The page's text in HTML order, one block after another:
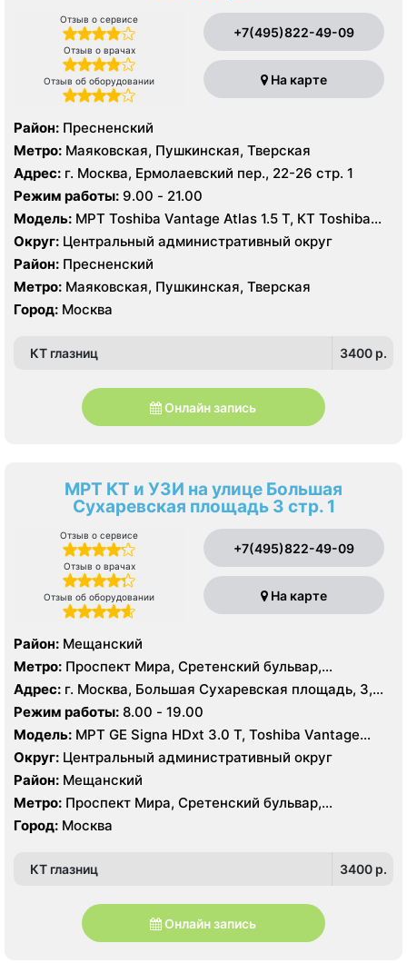
Отзыв о сервисе
Отзыв о врачах
Отзыв об оборудовании
+7(495)822-49-09
На карте
Район: Пресненский
Метро: Маяковская, Пушкинская, Тверская
Адрес: г. Москва, Ермолаевский пер., 22-26 стр. 1
Режим работы: 9.00 - 21.00
Модель: МРТ Toshiba Vantage Atlas 1.5 Т, КТ Toshiba
Aquilion 32 среза, УЗИ Philips iE33 X-matrix
Округ: Центральный административный округ
Район: Пресненский
Метро: Маяковская, Пушкинская, Тверская
Город: Москва
КТ глазниц 3400 p.
Онлайн запись
МРТ КТ и УЗИ на улице Большая
Сухаревская площадь 3 стр. 1
Отзыв о сервисе
Отзыв о врачах
Отзыв об оборудовании
+7(495)822-49-09
На карте
Район: Мещанский
Метро: Проспект Мира, Сретенский бульвар,
Сухаревская
Адрес: г. Москва, Большая Сухаревская площадь, 3,
стр. 1
Режим работы: 8.00 - 19.00
Модель: МРТ GE Signa HDxt 3.0 T, Toshiba Vantage
Titan 1.5 Т, General Electric Signa Profile 0.2 T, КТ
Toshiba Aquilion Prime 160 срезов, УЗИ
Округ: Центральный административный округ
Район: Мещанский
Метро: Проспект Мира, Сретенский бульвар,
Сухаревская
Город: Москва
КТ глазниц 3400 p.
Онлайн запись